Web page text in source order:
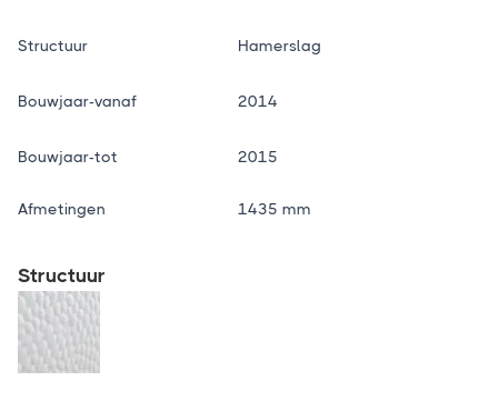
Structuur Hamerslag
Bouwjaar-vanaf 2014
Bouwjaar-tot 2015
Afmetingen 1435 mm
Structuur